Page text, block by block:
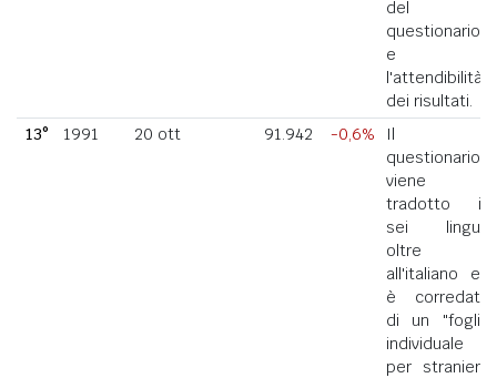
del
questionario
e
l'attendibilità
dei risultati.
13°
1991 20 ott 91.942 -0,6%
Il
questionario
viene
tradotto in
sei lingue
oltre
all'italiano ed
è corredato
di un "foglio
individuale
per straniero